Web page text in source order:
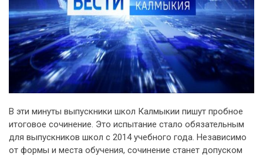
В эти минуты выпускники школ Калмыкии пишут пробное
итоговое сочинение. Это испытание стало обязательным
для выпускников школ с 2014 учебного года. Независимо
от формы и места обучения, сочинение станет допуском